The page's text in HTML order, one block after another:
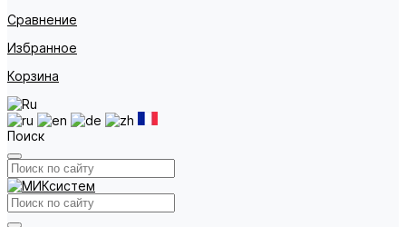
Сравнение
Избранное
Корзина
Поиск